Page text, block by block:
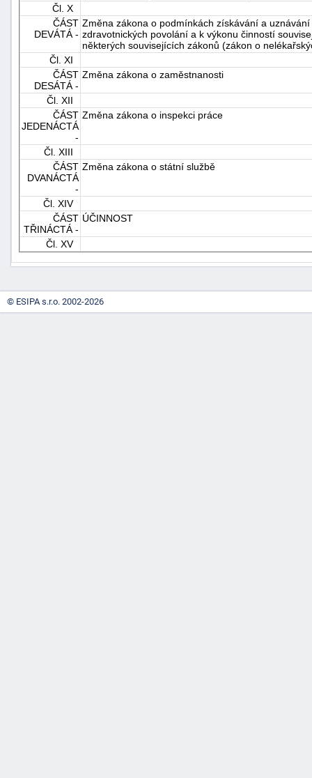
Čl. X
ČÁST
DEVÁTÁ -
Změna zákona o podmínkách získávání a
zdravotnických povolání a k výkonu činností
některých souvisejících zákonů (zákon o
Čl. XI
ČÁST
DESÁTÁ -
Změna zákona o zaměstnanosti
Čl. XII
ČÁST
JEDENÁCTÁ
-
Změna zákona o inspekci práce
Čl. XIII
ČÁST
DVANÁCTÁ
-
Změna zákona o státní službě
Čl. XIV
ČÁST
TŘINÁCTÁ -
ÚČINNOST
Čl. XV
© ESIPA s.r.o. 2002-2026